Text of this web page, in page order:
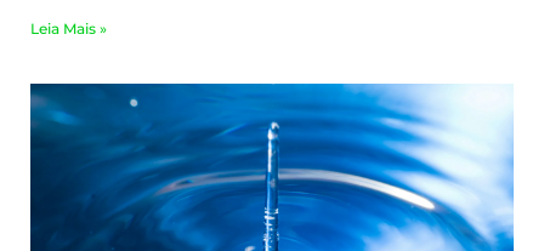
Leia Mais »